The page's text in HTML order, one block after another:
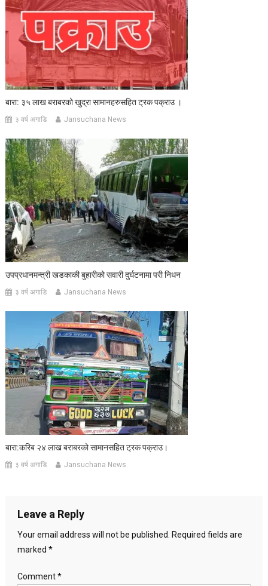
बारा: ३५ लाख बराबरको खुद्रा सामानहरुसहित ट्रक पक्राउ ।
३ वर्ष अगाडि Jansuchana News
उपप्रधानमन्त्री खडकाकी बुहारीको सवारी दुर्घटनामा परी निधन
३ वर्ष अगाडि Jansuchana News
बारा:करिब २४ लाख बराबरको सामानसहित ट्रक पक्राउ।
३ वर्ष अगाडि Jansuchana News
Leave a Reply
Your email address will not be published.
Required fields are
marked *
Comment*